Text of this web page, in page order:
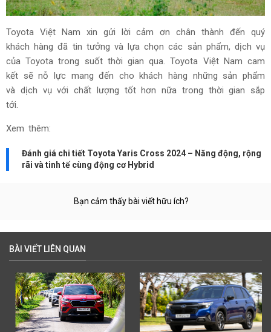
Toyota Việt Nam xin gửi lời cảm ơn chân thành đến quý
khách hàng đã tin tưởng và lựa chọn các sản phẩm, dịch vụ
của Toyota trong suốt thời gian qua. Toyota Việt Nam cam
kết sẽ nỗ lực mang đến cho khách hàng những sản phẩm
và dịch vụ với chất lượng tốt hơn nữa trong thời gian sắp
tới.
Xem thêm:
Đánh giá chi tiết Toyota Yaris Cross 2024 – Năng động, rộng
rãi và tinh tế cùng động cơ Hybrid
Bạn cảm thấy bài viết hữu ích?
BÀI VIẾT LIÊN QUAN